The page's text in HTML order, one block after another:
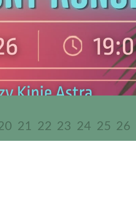
21 22 23 24 25 26